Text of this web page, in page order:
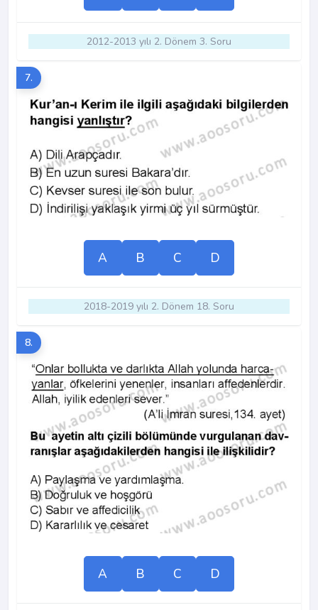
2012-2013 yılı 2. Dönem 3. Soru
7.
A B C D
2018-2019 yılı 2. Dönem 18. Soru
8.
A B C D